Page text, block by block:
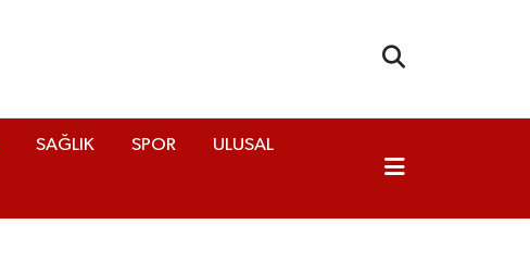
SAĞLIK SPOR ULUSAL